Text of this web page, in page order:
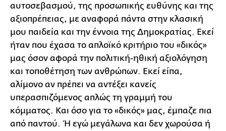
αυτοσεβασμού, της προσωπικής ευθύνης και της
αξιοπρέπειας, με αναφορά πάντα στην κλασική
μου παιδεία και την έννοια της Δημοκρατίας. Εκεί
ήταν που έχασα το απλοϊκό κριτήριο του «δικός»
μας όσον αφορά την πολιτική-ηθική αξιολόγηση
και τοποθέτηση των ανθρώπων. Εκεί είπα,
αλίμονο αν πρέπει να αντέξει κανείς
υπερασπιζόμενος απλώς τη γραμμή του
κόμματος. Και όσο για το «δικός» μας, έμπαζε πια
από παντού. Ή εγώ μεγάλωνα και δεν χωρούσα ή